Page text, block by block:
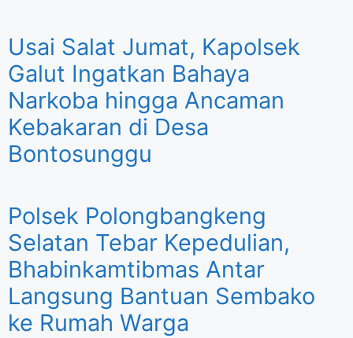
Usai Salat Jumat, Kapolsek
Galut Ingatkan Bahaya
Narkoba hingga Ancaman
Kebakaran di Desa
Bontosunggu
Polsek Polongbangkeng
Selatan Tebar Kepedulian,
Bhabinkamtibmas Antar
Langsung Bantuan Sembako
ke Rumah Warga